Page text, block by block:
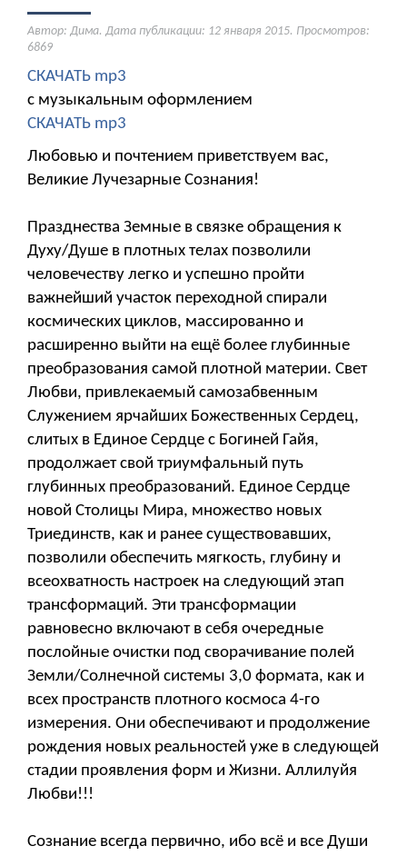
Автор: Дима. Дата публикации: 12 января 2015. Просмотров:
6869
СКАЧАТЬ mp3
с музыкальным оформлением
СКАЧАТЬ mp3
Любовью и почтением приветствуем вас,
Великие Лучезарные Сознания!
Празднества Земные в связке обращения к
Духу/Душе в плотных телах позволили
человечеству легко и успешно пройти
важнейший участок переходной спирали
космических циклов, массированно и
расширенно выйти на ещё более глубинные
преобразования самой плотной материи. Свет
Любви, привлекаемый самозабвенным
Служением ярчайших Божественных Сердец,
слитых в Единое Сердце с Богиней Гайя,
продолжает свой триумфальный путь
глубинных преобразований. Единое Сердце
новой Столицы Мира, множество новых
Триединств, как и ранее существовавших,
позволили обеспечить мягкость, глубину и
всеохватность настроек на следующий этап
трансформаций. Эти трансформации
равновесно включают в себя очередные
послойные очистки под сворачивание полей
Земли/Солнечной системы 3,0 формата, как и
всех пространств плотного космоса 4-го
измерения. Они обеспечивают и продолжение
рождения новых реальностей уже в следующей
стадии проявления форм и Жизни. Аллилуйя
Любви!!!
Сознание всегда первично, ибо всё и все Души